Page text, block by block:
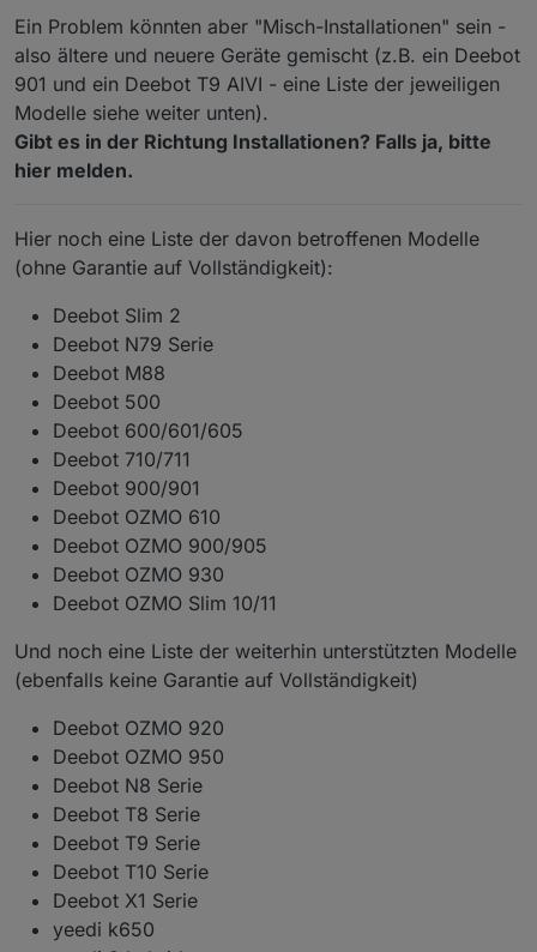
nahe Komponente von bzw. unter der
Canvas Library verursacht - daher kann
ich aktuell nichts machen und muss an
anderer Stelle gefixt werden. Auch eine
ältere Version von Canvas hilft nicht
weiter, da der betroffene Teil bei der
Datenpunkte (GitHub)
FAQ (GitHub)
Möglichkeit für sonstiges Feedback:
Bug reports und feature requests (GitHub)
Informationen und Praxistipps (Forum)
Deebot Staubsauger in VIS integrieren -
Ein Problem könnten aber "Misch-Installationen" sein -
also ältere und neuere Geräte gemischt (z.B. ein Deebot
901 und ein Deebot T9 AIVI - eine Liste der jeweiligen
Modelle siehe weiter unten).
Gibt es in der Richtung Installationen? Falls ja, bitte
hier melden.
Hier noch eine Liste der davon betroffenen Modelle
(ohne Garantie auf Vollständigkeit):
Deebot Slim 2
Deebot N79 Serie
Deebot M88
Deebot 500
Deebot 600/601/605
Deebot 710/711
Deebot 900/901
Deebot OZMO 610
Deebot OZMO 900/905
Deebot OZMO 930
Deebot OZMO Slim 10/11
Und noch eine Liste der weiterhin unterstützten Modelle
(ebenfalls keine Garantie auf Vollständigkeit)
Deebot OZMO 920
Deebot OZMO 950
Deebot N8 Serie
Deebot T8 Serie
Deebot T9 Serie
Deebot T10 Serie
Deebot X1 Serie
yeedi k650